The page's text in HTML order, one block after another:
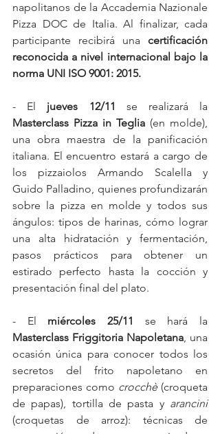
napolitanos de la Accademia Nazionale
Pizza DOC de Italia. Al finalizar, cada
participante recibirá una certificación
reconocida a nivel internacional bajo la
norma UNI ISO 9001: 2015.
- El jueves 12/11
Masterclass Pizza in Teglia (en molde),
una obra maestra de la panificación
italiana. El encuentro estará a cargo de
los pizzaiolos Armando Scalella y
Guido Palladino, quienes profundizarán
sobre la pizza en molde y todos sus
ángulos: tipos de harinas, cómo lograr
una alta hidratación y fermentación,
pasos prácticos para obtener un
estirado perfecto hasta la cocción y
presentación final del plato.
- El miércoles 25/11
Masterclass Friggitoria Napoletana, una
ocasión única para conocer todos los
secretos del frito napoletano en
preparaciones como crocchè (croqueta
de papas), tortilla de pasta y arancini
(croquetas de arroz): técnicas de